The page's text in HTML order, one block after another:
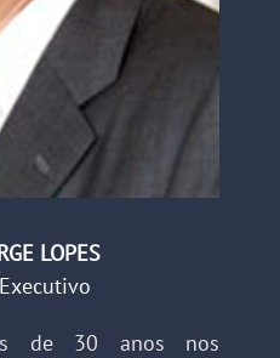
LOPES
de 30 anos nos